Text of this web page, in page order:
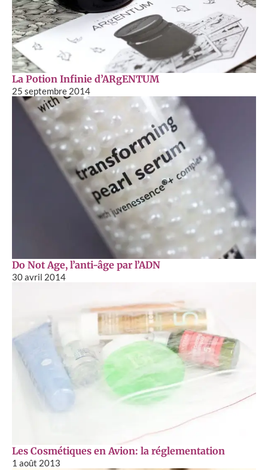
La Potion Infinie d’ARgENTUM
25 septembre 2014
Do Not Age, l’anti-âge par l’ADN
30 avril 2014
Les Cosmétiques en Avion: la réglementation
1 août 2013